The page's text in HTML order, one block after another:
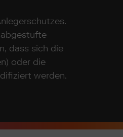
dass sich die
oder die
werden.